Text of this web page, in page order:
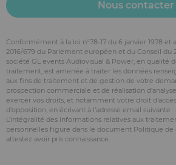
Conformément à la loi n°78-17 du 6 janvier 1978 et
2016/679 du Parlement européen et du Conseil du
société GL events Audiovisual & Power, en qualité
traitement, est amenée à traiter les données
aux fins de traitement et de gestion de votre
prospection commerciale et de réalisation
exercer vos droits, et notamment votre droit
d’opposition, en écrivant à l’adresse email suivante :
L’intégralité des informations relatives aux
personnelles figure dans le document Politique
attestez avoir pris connaissance.